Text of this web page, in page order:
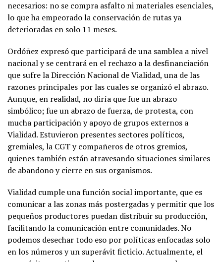
necesarios: no se compra asfalto ni materiales esenciales,
lo que ha empeorado la conservación de rutas ya
deterioradas en solo 11 meses.
Ordóñez expresó que participará de una samblea a nivel
nacional y se centrará en el rechazo a la desfinanciación
que sufre la Dirección Nacional de Vialidad, una de las
razones principales por las cuales se organizó el abrazo.
Aunque, en realidad, no diría que fue un abrazo
simbólico; fue un abrazo de fuerza, de protesta, con
mucha participación y apoyo de grupos externos a
Vialidad. Estuvieron presentes sectores políticos,
gremiales, la CGT y compañeros de otros gremios,
quienes también están atravesando situaciones similares
de abandono y cierre en sus organismos.
Vialidad cumple una función social importante, que es
comunicar a las zonas más postergadas y permitir que los
pequeños productores puedan distribuir su producción,
facilitando la comunicación entre comunidades. No
podemos desechar todo eso por políticas enfocadas solo
en los números y un superávit ficticio. Actualmente, el